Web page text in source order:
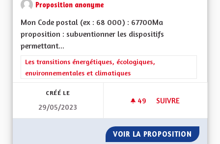
Proposition anonyme
Mon Code postal (ex : 68 000) : 67700Ma
proposition : subventionner les dispositifs
permettant...
Filtrer les résultats de la catégorie : Les transitions
Les transitions énergétiques, écologiques,
environnementales et climatiques
CRÉÉ LE
29/05/2023
49 49 ABONNÉS
SUIVRE
VOIR LA PROPOSITION